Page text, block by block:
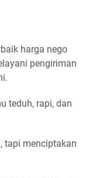
harga nego
pengiriman
teduh, rapi, dan
tapi menciptakan